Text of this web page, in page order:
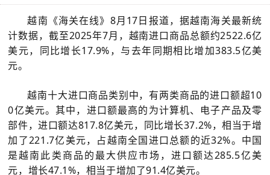
越南《海关在线》8月17日报道，据越南海关最新统
计数据，截至2025年7月，越南进口商品总额约2522.6亿
美元，同比增长17.9%，与去年同期相比增加383.5亿美
元。
越南十大进口商品类别中，有两类商品的进口额超10
0亿美元。其中，进口额最高的为计算机、电子产品及零
部件，进口额达817.8亿美元，同比增长37.2%，相当于增
加了221.7亿美元，占越南全国进口总额的近32%。中国
是越南此类商品的最大供应市场，进口额达285.5亿美
元，增长47.1%，相当于增加了91.4亿美元。